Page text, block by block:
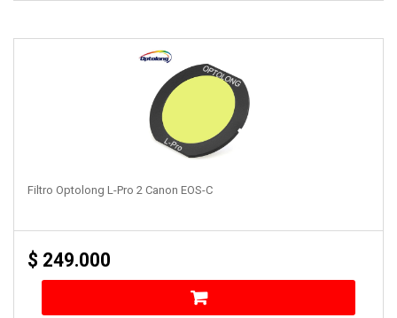
Filtro Optolong L-Pro 2 Canon EOS-C
$ 249.000